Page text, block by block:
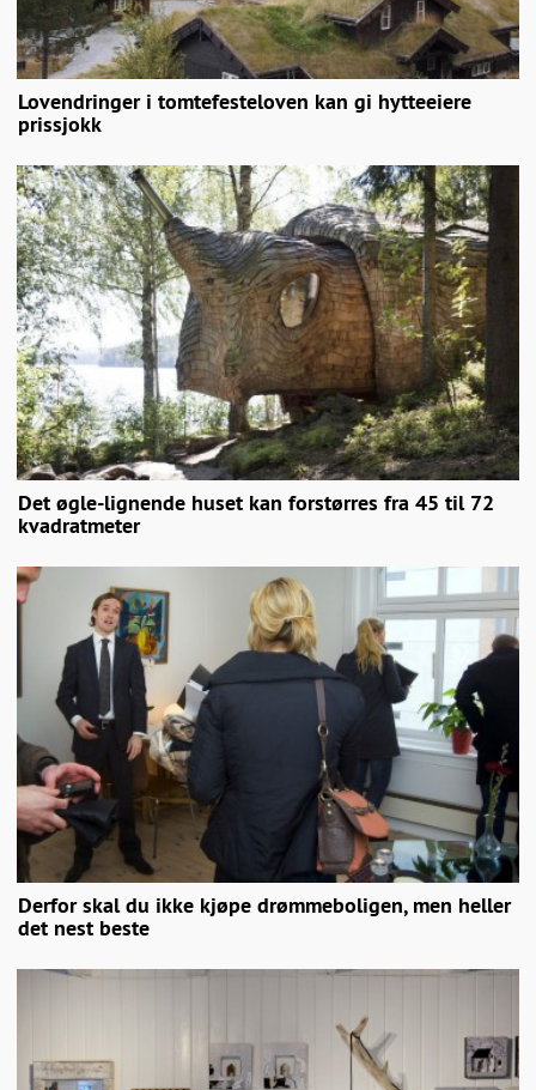
Lovendringer i tomtefesteloven kan gi hytteeiere
prissjokk
Det øgle-lignende huset kan forstørres fra 45 til 72
kvadratmeter
Derfor skal du ikke kjøpe drømmeboligen, men heller
det nest beste